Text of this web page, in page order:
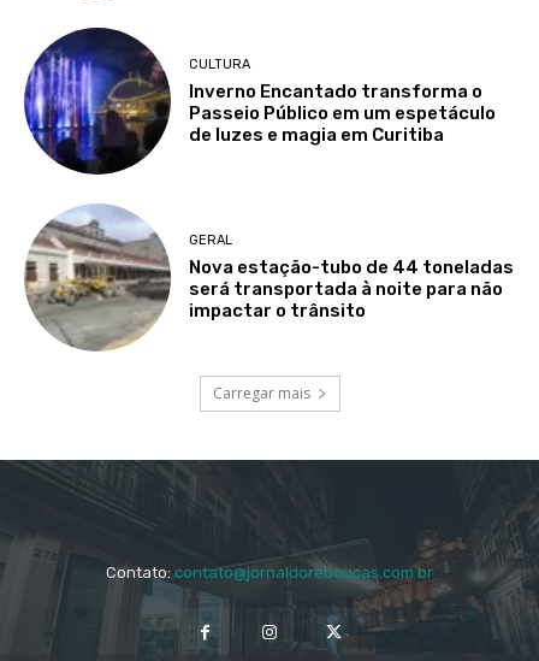
CULTURA
Inverno Encantado transforma o
Passeio Público em um espetáculo
de luzes e magia em Curitiba
GERAL
Nova estação-tubo de 44 toneladas
será transportada à noite para não
impactar o trânsito
Carregar mais
Contato: contato@jornaldoreboucas.com.br